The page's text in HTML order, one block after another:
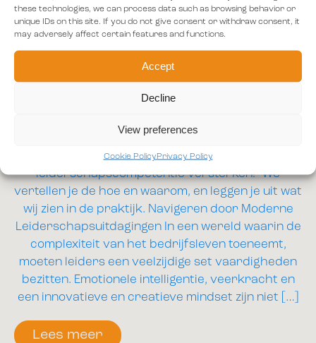
these technologies, we can process data such as browsing behavior or
unique IDs on this site. If you do not give consent or withdraw consent, it
may adversely affect certain features and functions.
Accept
Decline
View preferences
Cookie PolicyPrivacy Policy
July 23, 2024
Maarten Lindenbergh
psychedelica
Hoe kunnen psychedelica de
leiderschapscompetentie versterken? We
vertellen je de hoe en waarom, en leggen je uit wat
wij zien in de praktijk. Navigeren door Moderne
Leiderschapsuitdagingen In een wereld waarin de
complexiteit van het bedrijfsleven toeneemt,
moeten leiders een veelzijdige set vaardigheden
bezitten. Emotionele intelligentie, veerkracht en
een innovatieve en creatieve mindset zijn niet […]
Lees meer